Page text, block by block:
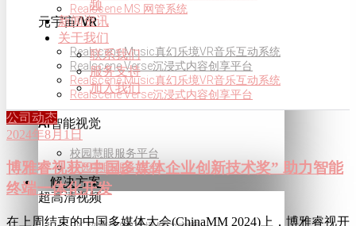
Realscene MS 网管系统
元宇宙/VR
Realscene Music真幻乐境VR音乐互动系统
Realscene Verse沉浸式内容创享平台
Realscene Music真幻乐境VR音乐互动系统
Realscene Verse沉浸式内容创享平台
AI智能视觉
校园慧眼服务平台
校园慧眼服务平台
解决方案
超高清视频
频
新闻资讯
关于我们
联系我们
服务支持
加入我们
公司动态
2024年8月1日
博雅睿视获“中国多媒体企业创新技术奖” 助力智能
终端一体化开发
在上周结束的中国多媒体大会(ChinaMM 2024)上，博雅睿视开